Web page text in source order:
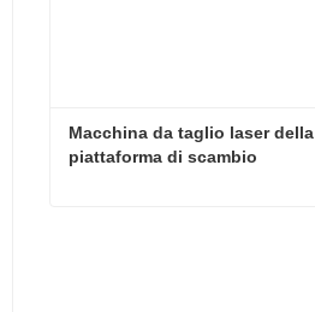
Macchina da taglio laser della
piattaforma di scambio